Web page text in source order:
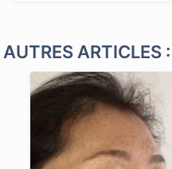
AUTRES ARTICLES :